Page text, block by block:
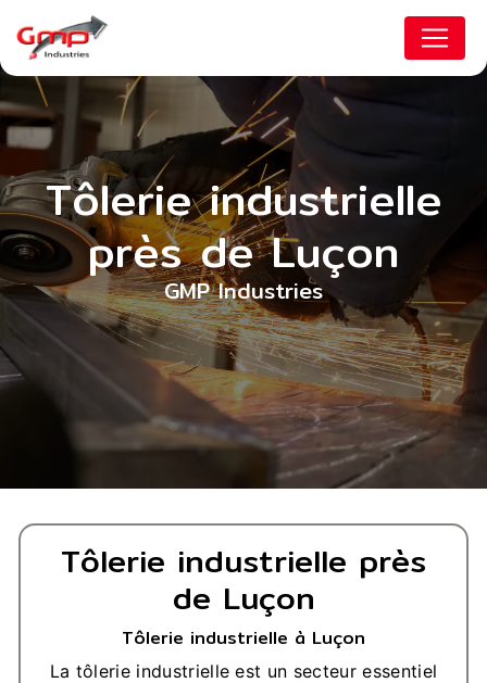
Tôlerie industrielle
près de Luçon
GMP Industries
Tôlerie industrielle près
de Luçon
Tôlerie industrielle à Luçon
La tôlerie industrielle est un secteur essentiel
Panneau de gestion des cookies